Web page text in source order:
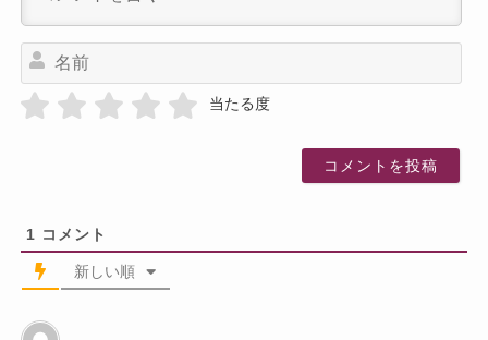
当たる度
1 コメント
新しい順